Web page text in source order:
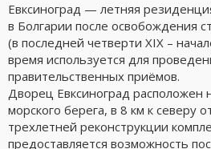
Евксиноград — летняя
в Болгарии после освобождения
(в последней четверти XIX –
время используется для
правительственных приёмов.
Дворец Евксиноград расположен
морского берега, в 8 км к северу
трехлетней реконструкции
предоставляется возможность